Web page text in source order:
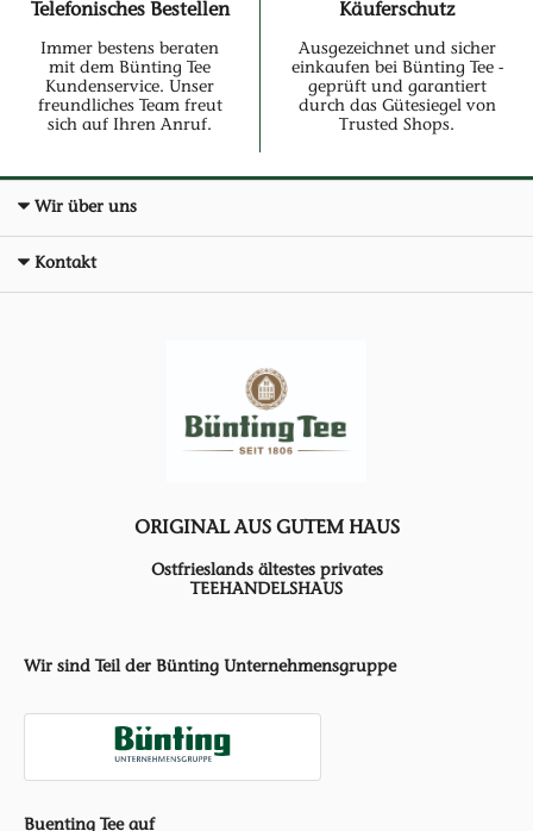
Telefonisches Bestellen
Immer bestens beraten
mit dem Bünting Tee
Kundenservice. Unser
freundliches Team freut
sich auf Ihren Anruf.
Käuferschutz
Ausgezeichnet und sicher
einkaufen bei Bünting Tee -
geprüft und garantiert
durch das Gütesiegel von
Trusted Shops.
Wir über uns
Kontakt
ORIGINAL AUS GUTEM HAUS
Ostfrieslands ältestes privates
TEEHANDELSHAUS
Wir sind Teil der Bünting Unternehmensgruppe
Buenting Tee auf